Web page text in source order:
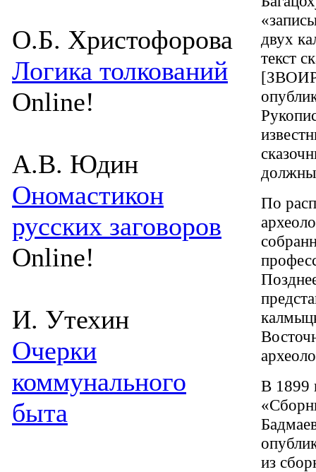
О.Б. Христофорова
Логика толкований
Online!
А.В. Юдин
Ономастикон
русских заговоров
Online!
И. Утехин
Очерки
коммунального
быта
двух
текст
должны
По
В 1899
из